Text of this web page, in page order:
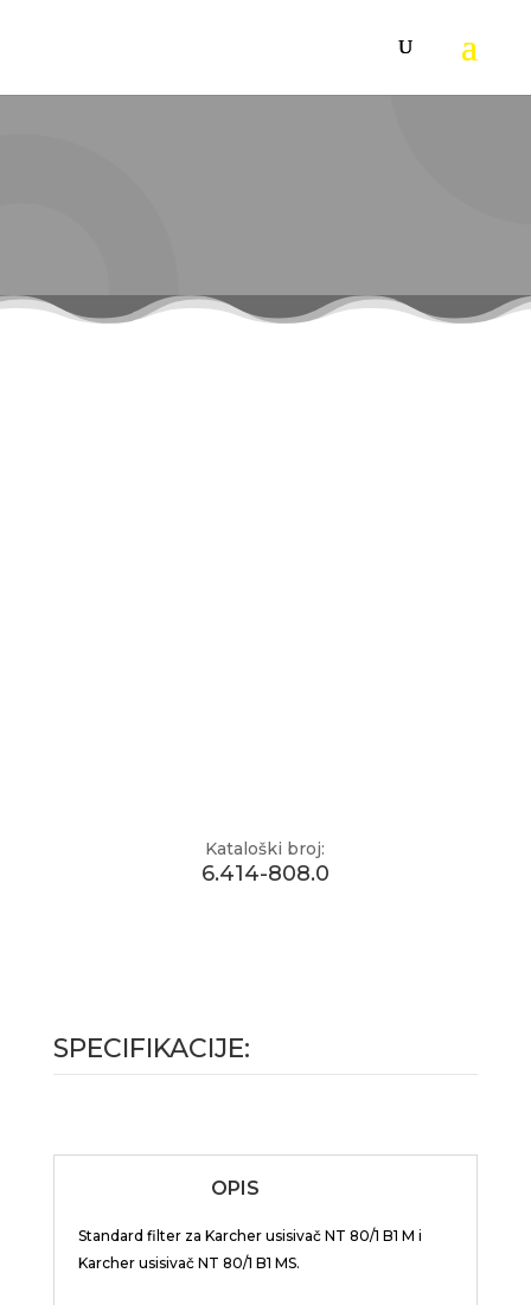
Kataloški broj:
6.414-808.0
SPECIFIKACIJE:
OPIS
Standard filter za Karcher usisivač NT 80/1 B1 M i
Karcher usisivač NT 80/1 B1 MS.